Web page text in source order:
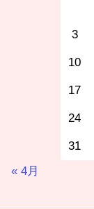
3
10
17
24
31
« 4月